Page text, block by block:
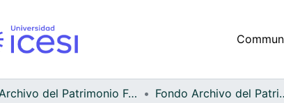
Archivo del Patrimonio Fotográfico y Fílmico del Valle del Cauca Fondo Archivo del